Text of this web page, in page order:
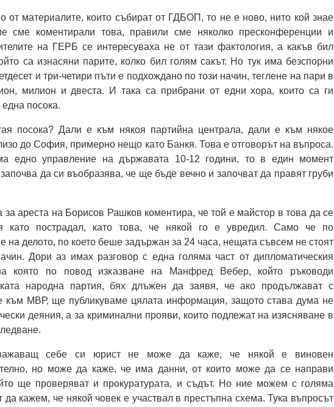
от материалите, които събират от ГДБОП, то не е ново, нито кой знае
сме коментирали това, правили сме няколко пресконференции и
на ГЕРБ се интересуваха не от тази фактология, а какъв бил
са изнасяни парите, колко бил голям сакът. Но тук има безспорни
и три-четири пъти е подхождано по този начин, теглене на пари в
милион и двеста. И така са прибрани от едни хора, които са ги
посока.
посока? Дали е към някоя партийна централа, дали е към някое
до София, примерно нещо като Банкя. Това е отговорът на въпроса.
едно управление на държавата 10-12 години, то в един момент
да си въобразява, че ще бъде вечно и започват да правят груби
за ареста на Борисов Рашков коментира, че той е майстор в това да се
като пострадал, като това, че някой го е увредил. Само че по
на делото, по което беше задържан за 24 часа, нещата съвсем не стоят
Дори аз имах разговор с една голяма част от дипломатическия
която по повод изказване на Манфред Вебер, който ръководи
народна партия, бях длъжен да заявя, че ако продължават с
към МВР, ще публикуваме цялата информация, защото става дума не
деяния, а за криминални прояви, които подлежат на изясняване в
себе си юрист не може да каже, че някой е виновен
но може да каже, че има данни, от които може да се направи
ще проверяват и прокуратурата, и съдът. Но ние можем с голяма
да кажем, че някой човек е участвал в престъпна схема. Тука въпросът